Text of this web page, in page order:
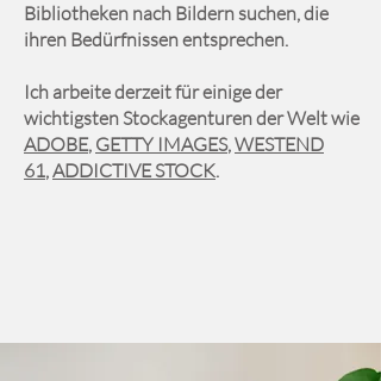
Bibliotheken nach Bildern suchen, die
ihren Bedürfnissen entsprechen.
Ich arbeite derzeit für einige der
wichtigsten Stockagenturen der Welt wie
ADOBE, GETTY IMAGES,WESTEND
61,ADDICTIVE STOCK.